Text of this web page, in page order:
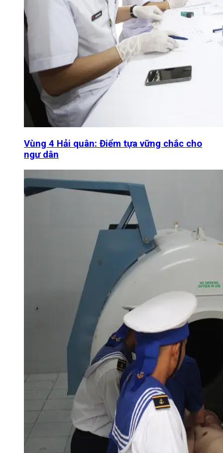
Vùng 4 Hải quân: Điểm tựa vững chắc cho
ngư dân